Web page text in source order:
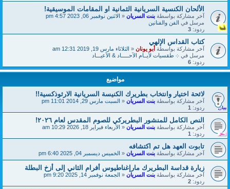
الألحان الكنسية السريانية الثمانية او المقامات الموسيقية!
آخر مشاركة بواسطةبنت السريان«الاثنين نوفمبر 06, 2023 4:57 pm
مرسل فيالفن والفنانين
ردود: 3
كتاب القداس الإلهي
آخر مشاركة بواسطةأبو يونان«الثلاثاء مارس 19, 2019 12:31 am
مرسل في܀ طقسيات لأيــام الآحـــــاد & الأعيـــاد
ردود: 6
مواضيع
لائحة اختيار وانتخاب بطريرك الكنيسة السريانية الارثوذكسية!!
آخر مشاركة بواسطةبنت السريان«السبت مارس 29, 2014 11:01 pm
ردود: 1
النص الكامل للمنشور البطريركي للصوم المقدس لعام ٢٠٢٦!
آخر مشاركة بواسطةبنت السريان«الأربعاء فبراير 18, 2026 10:29 am
ردود: 1
تابوت العهد هل تم اكتشافه
آخر مشاركة بواسطةبنت السريان«الخميس ديسمبر 04, 2025 6:40 pm
زيارة قداسة البطريرك مارإغناطيوس أفرام الثاني إلى أزخ البطلة
آخر مشاركة بواسطةبنت السريان«الجمعة نوفمبر 14, 2025 9:20 pm
ردود: 2